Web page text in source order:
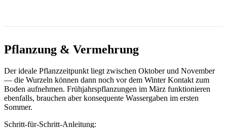
Pflanzung & Vermehrung
Der ideale Pflanzzeitpunkt liegt zwischen Oktober und November
— die Wurzeln können dann noch vor dem Winter Kontakt zum
Boden aufnehmen. Frühjahrspflanzungen im März funktionieren
ebenfalls, brauchen aber konsequente Wassergaben im ersten
Sommer.
Schritt-für-Schritt-Anleitung: